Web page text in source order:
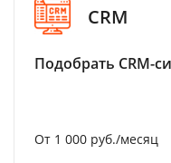
CRM
Подобрать CRM-
От 1 000 руб./месяц